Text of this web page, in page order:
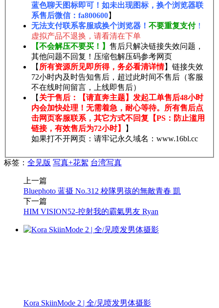
蓝色聊天图标即可！如未出现图标，换个浏览器联
系售后微信：fa800600】
无法支付联系客服或换个浏览器！ 不要重复支付！
虚拟产品不退换，请看清在下单
【不会解压不要买！】 售后只解决链接失效问题，
其他问题不回复！压缩包解压码参考网页
【 所有资源所见即所得，务必看清详情】链接失效
72小时内及时告知售后，超过此时间不售后（客服
不在线时间留言，上线即售后）
【 关于售后：【请直奔主题】发起工单售后48小时
内会加快处理！无需着急，耐心等待。所有售后点
击网页客服联系，其它方式不回复【PS：防止滥用
链接，有效售后为72小时】
】
如果打不开网页：请牢记永久域名：www.16bl.cc
标签： 全见版 写真+花絮 台湾写真
上一篇
Bluephoto 蓝摄 No.312 校隊男孩的無敵青春 凱
下一篇
HIM VISION52-控射我的霸氣男友 Ryan
Kora SkiinMode 2 | 全/见喷发男体摄影